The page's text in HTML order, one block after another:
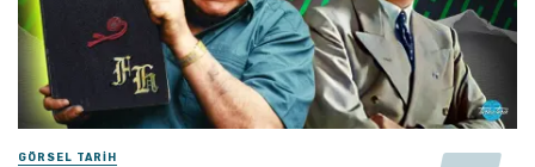
GÖRSEL TARIH